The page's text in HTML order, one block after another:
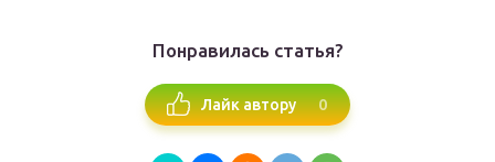
Понравилась статья?
Лайк автору 0